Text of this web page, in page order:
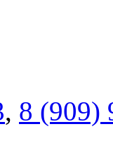
, 8 (909)